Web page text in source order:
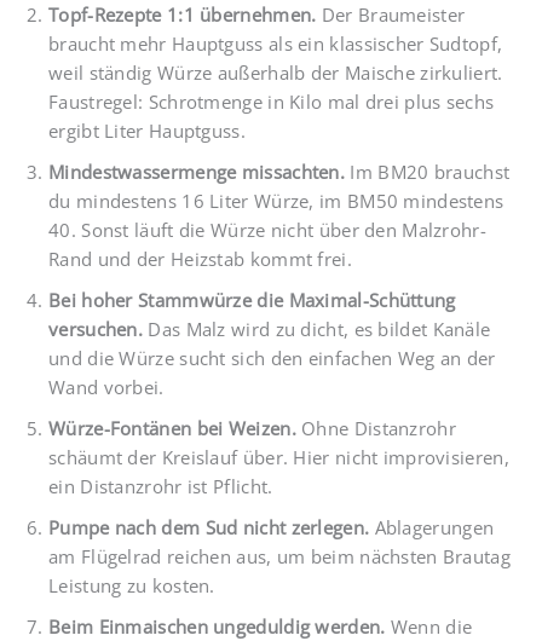
Topf-Rezepte 1:1 übernehmen. Der Braumeister
braucht mehr Hauptguss als ein klassischer Sudtopf,
weil ständig Würze außerhalb der Maische zirkuliert.
Faustregel: Schrotmenge in Kilo mal drei plus sechs
ergibt Liter Hauptguss.
Mindestwassermenge missachten. Im BM20 brauchst
du mindestens 16 Liter Würze, im BM50 mindestens
40. Sonst läuft die Würze nicht über den Malzrohr-
Rand und der Heizstab kommt frei.
Bei hoher Stammwürze die Maximal-Schüttung
versuchen. Das Malz wird zu dicht, es bildet Kanäle
und die Würze sucht sich den einfachen Weg an der
Wand vorbei.
Würze-Fontänen bei Weizen.Ohne Distanzrohr
schäumt der Kreislauf über. Hier nicht improvisieren,
ein Distanzrohr ist Pflicht.
Pumpe nach dem Sud nicht zerlegen. Ablagerungen
am Flügelrad reichen aus, um beim nächsten Brautag
Leistung zu kosten.
Beim Einmaischen ungeduldig werden. Wenn die